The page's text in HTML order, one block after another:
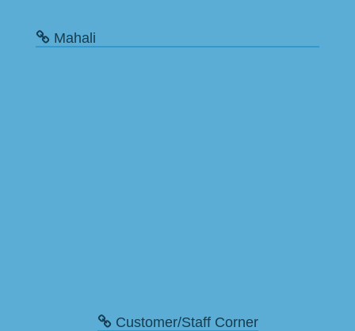
Mahali
Customer/Staff Corner